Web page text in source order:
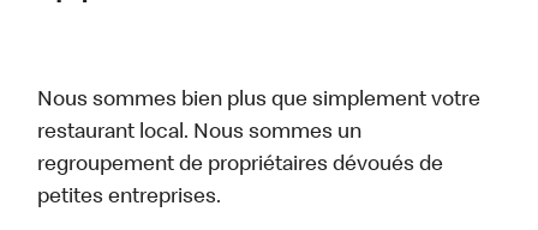
Nous sommes bien plus que simplement votre
restaurant local. Nous sommes un
regroupement de propriétaires dévoués de
petites entreprises.